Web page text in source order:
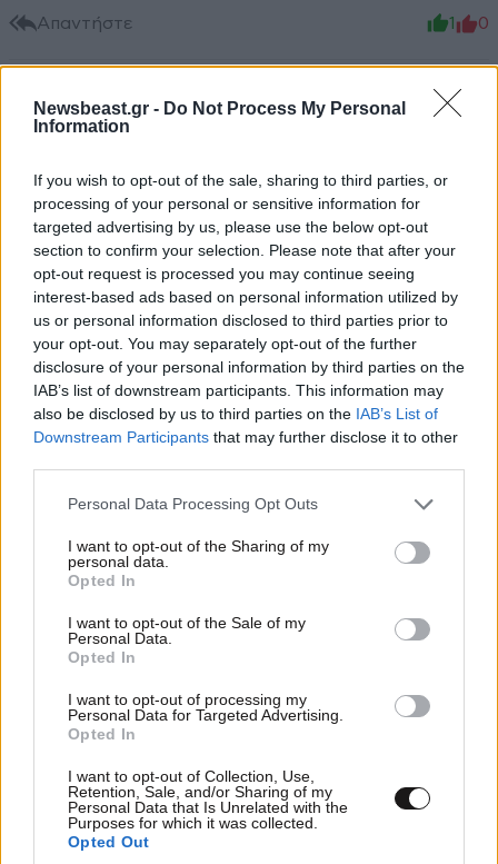
Newsbeast.gr - Do Not Process My Personal
Information
If you wish to opt-out of the sale, sharing to third parties, or
processing of your personal or sensitive information for
targeted advertising by us, please use the below opt-out
section to confirm your selection. Please note that after your
opt-out request is processed you may continue seeing
interest-based ads based on personal information utilized by
us or personal information disclosed to third parties prior to
your opt-out. You may separately opt-out of the further
disclosure of your personal information by third parties on the
IAB’s list of downstream participants. This information may
also be disclosed by us to third parties on the IAB’s List of
Downstream Participants that may further disclose it to other
Please note that this website/app uses one or more Google
not limited to your visit or usage behaviour. You may click to
grant or deny consent to Google and its third-party tags to
use your data for below specified purposes in below Google
consent section.
Personal Data Processing Opt Outs
I want to opt-out of the Sharing of my
personal data.
Opted In
I want to opt-out of the Sale of my
Personal Data.
Opted In
I want to opt-out of processing my
Personal Data for Targeted Advertising.
Opted In
I want to opt-out of Collection, Use,
Retention, Sale, and/or Sharing of my
Personal Data that Is Unrelated with the
Purposes for which it was collected.
Opted Out
Απαντήστε 1 0
TRENDING
ΕΛΛΑΔΑ07·08·2026 11:26
τροχαίο στις Σέρρες: Η στιγμή που το ΙΧ μπαίνει
στο αντίθετο ρεύμα – Ακαριαία πέθαναν γιος